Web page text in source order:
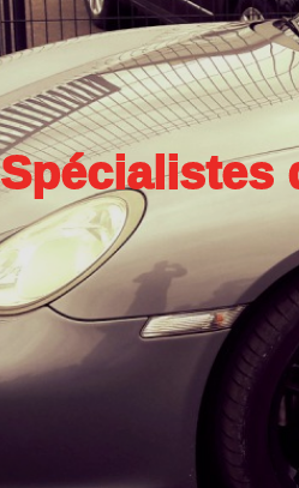
Spécialistes